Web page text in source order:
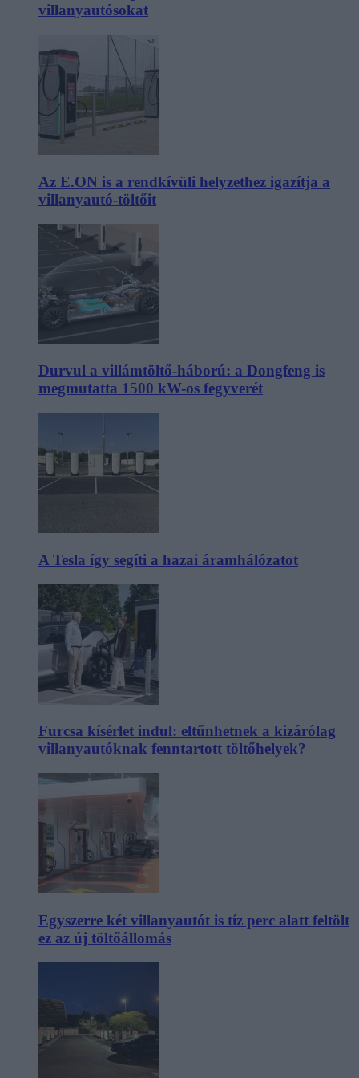
villanyautósokat
Az E.ON is a rendkívüli helyzethez igazítja a
villanyautó-töltőit
Durvul a villámtöltő-háború: a Dongfeng is
megmutatta 1500 kW-os fegyverét
A Tesla így segíti a hazai áramhálózatot
Furcsa kísérlet indul: eltűnhetnek a kizárólag
villanyautóknak fenntartott töltőhelyek?
Egyszerre két villanyautót is tíz perc alatt feltölt
ez az új töltőállomás